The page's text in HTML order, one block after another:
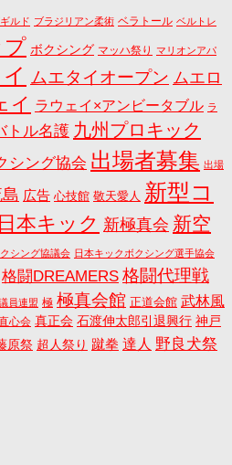
ルド ブラジリアン柔術 ベラトール ベルトレ
プ ボクシング マッハ祭り マリオンアパ
ムエタイオープン ムエロ
イ ラウェイ×アンビータブル ラ
トル名護 九州プロキック
シング協会 出場者募集 出場
広告 心技館 敬天愛人 新型コ
本キック 新極真会 新空
シング協議会 日本キックボクシング選手協会
格闘DREAMERS 格闘代理戦
員連盟 極 極真会館 正道会館 武林風
心会 真正会 石渡伸太郎引退興行 神戸
原祭 超人祭り 蹴拳 達人 野良犬祭